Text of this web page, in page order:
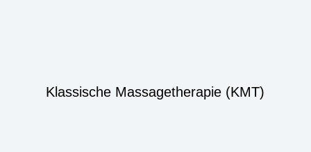
Klassische Massagetherapie (KMT)